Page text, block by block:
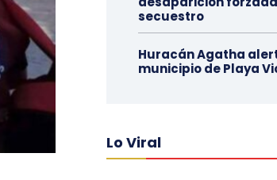
secuestro
Huracán Agatha
municipio de Playa
Lo Viral